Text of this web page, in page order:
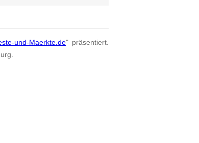
und-Maerkte.de" präsentiert.